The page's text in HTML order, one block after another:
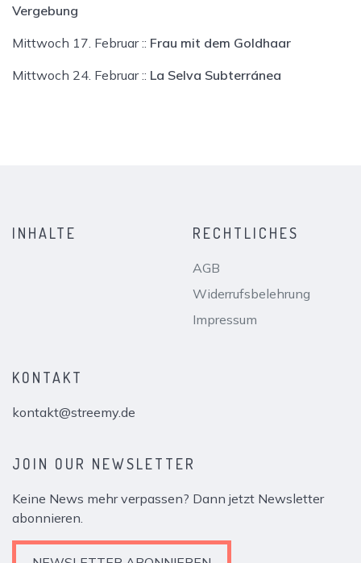
Vergebung
Mittwoch 17. Februar :: Frau mit dem Goldhaar
Mittwoch 24. Februar :: La Selva Subterránea
INHALTE RECHTLICHES
AGB
Widerrufsbelehrung
Impressum
KONTAKT
kontakt@streemy.de
JOIN OUR NEWSLETTER
Keine News mehr verpassen? Dann jetzt Newsletter
abonnieren.